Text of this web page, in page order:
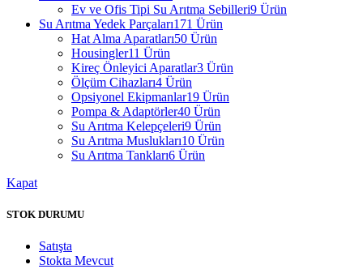
Ev ve Ofis Tipi Su Arıtma Sebilleri9 Ürün
Su Arıtma Yedek Parçaları171 Ürün
Hat Alma Aparatları50 Ürün
Housingler11 Ürün
Kireç Önleyici Aparatlar3 Ürün
Ölçüm Cihazları4 Ürün
Opsiyonel Ekipmanlar19 Ürün
Pompa & Adaptörler40 Ürün
Su Arıtma Kelepçeleri9 Ürün
Su Arıtma Muslukları10 Ürün
Su Arıtma Tankları6 Ürün
Kapat
STOK DURUMU
Satışta
Stokta Mevcut